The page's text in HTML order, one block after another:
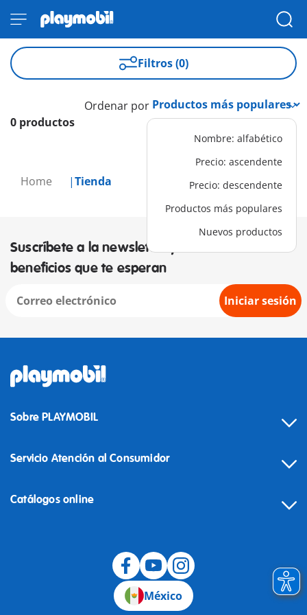
Home Tienda
Filtros (0)
0 productos
Ordenar por
Nombre: alfabético
Precio: ascendente
Precio: descendente
Productos más populares
Nuevos productos
Suscríbete a la newsletter y descubre los
beneficios que te esperan
Iniciar sesión
Sobre PLAYMOBIL
Servicio Atención al Consumidor
Catálogos online
México